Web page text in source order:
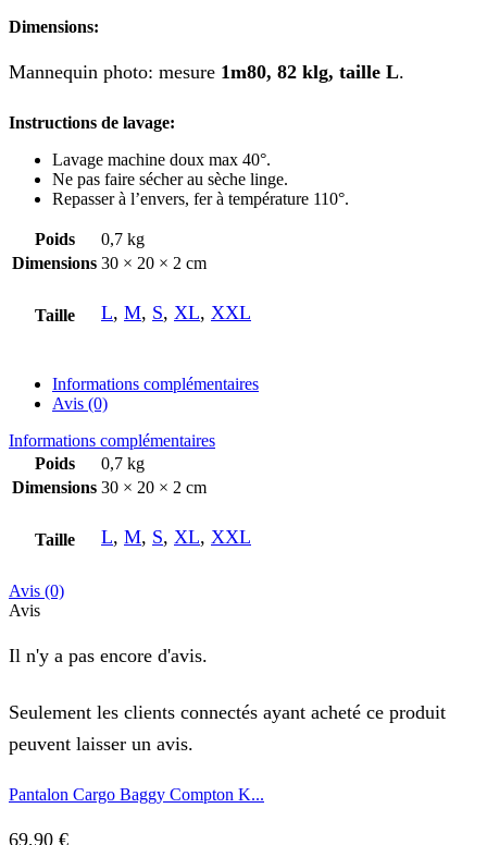
Dimensions:
Mannequin photo: mesure 1m80, 82 klg, taille L.
Instructions de lavage:
Lavage machine doux max 40°.
Ne pas faire sécher au sèche linge.
Repasser à l’envers, fer à température 110°.
Poids
0,7 kg
Dimensions 30 × 20 × 2 cm
Taille L, M, S, XL, XXL
Informations complémentaires
Avis (0)
Informations complémentaires
Poids
0,7 kg
Dimensions 30 × 20 × 2 cm
Taille L, M, S, XL, XXL
Avis (0)
Avis
Il n'y a pas encore d'avis.
Seulement les clients connectés ayant acheté ce produit
peuvent laisser un avis.
Pantalon Cargo Baggy Compton K...
69,90 €